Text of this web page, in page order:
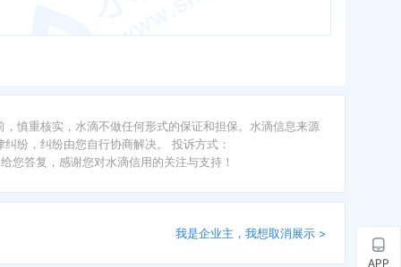
慎重核实，水滴不做任何形式的保证和担保。水滴信息来源
纷，纠纷由您自行协商解决。 投诉方式：
您答复，感谢您对水滴信用的关注与支持！
我是企业主，我想取消展示 >
APP